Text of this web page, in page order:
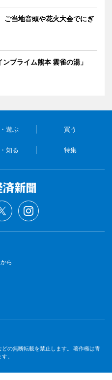
当地音頭や花火大会でにぎ
ンプライム熊本 雲雀の湯」
遊ぶ 買う
知る 特集
ら
の無断転載を禁止します。 著作権は青
。